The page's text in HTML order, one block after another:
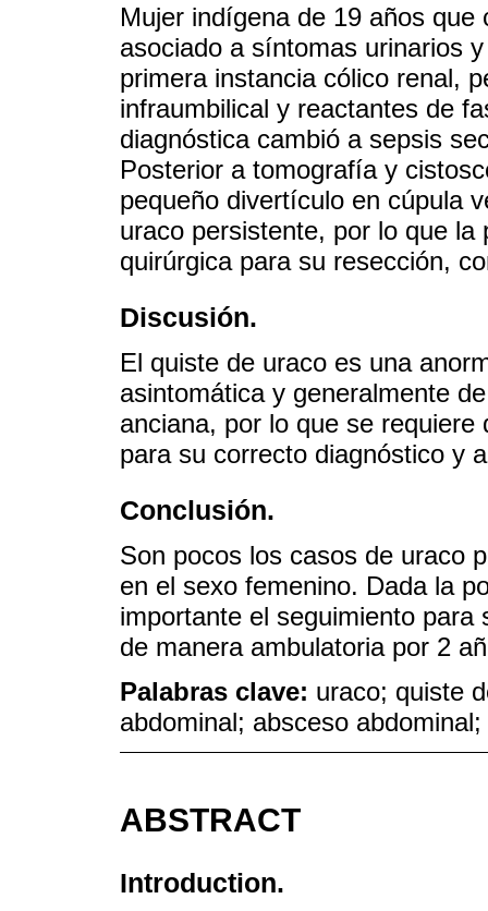
Mujer indígena de 19 años
asociado a síntomas urinarios
primera instancia cólico renal,
infraumbilical y reactantes de
diagnóstica cambió a sepsis
Posterior a tomografía y
pequeño divertículo en cúpula
uraco persistente, por lo que
quirúrgica para su resección,
Discusión.
El quiste de uraco es una
asintomática y generalmente
anciana, por lo que se
para su correcto diagnóstico y
Conclusión.
Son pocos los casos de uraco
en el sexo femenino. Dada la
importante el seguimiento
de manera ambulatoria por 2
Palabras clave: uraco; quiste
abdominal; absceso
ABSTRACT
Introduction.